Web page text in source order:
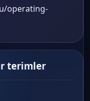
operating-
terimler